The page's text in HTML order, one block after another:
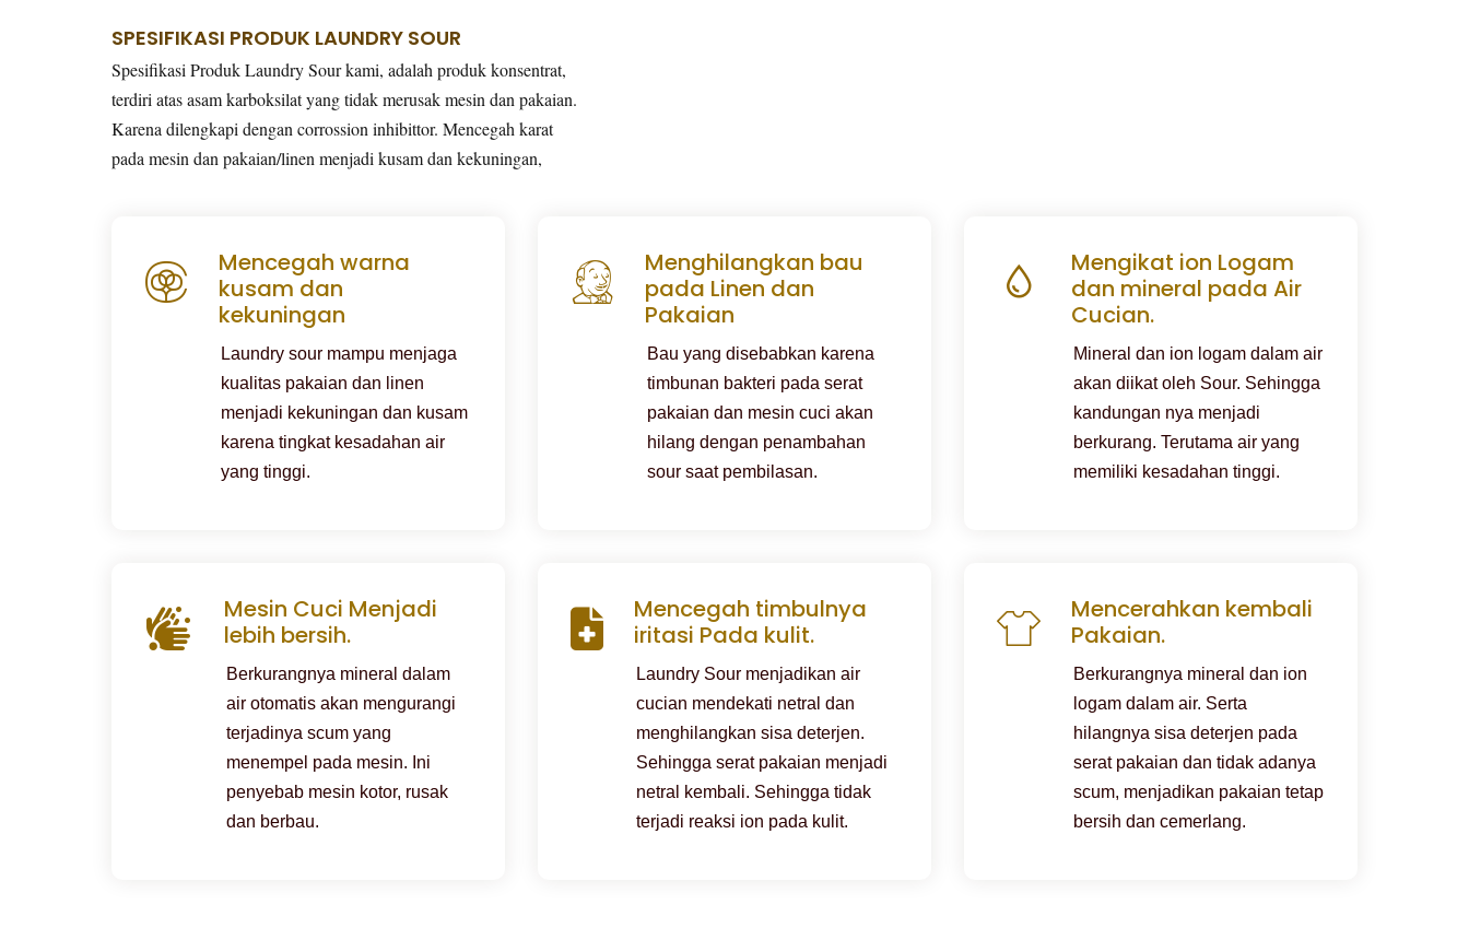
SPESIFIKASI PRODUK LAUNDRY SOUR
Spesifikasi Produk Laundry Sour kami, adalah produk konsentrat,
terdiri atas asam karboksilat yang tidak merusak mesin dan pakaian.
Karena dilengkapi dengan corrossion inhibittor. Mencegah karat
pada mesin dan pakaian/linen menjadi kusam dan kekuningan,
Mencegah warna
kusam dan
kekuningan
Laundry sour mampu menjaga
kualitas pakaian dan linen
menjadi kekuningan dan kusam
karena tingkat kesadahan air
yang tinggi.
Menghilangkan bau
pada Linen dan
Pakaian
Bau yang disebabkan karena
timbunan bakteri pada serat
pakaian dan mesin cuci akan
hilang dengan penambahan
sour saat pembilasan.
Mengikat ion Logam
dan mineral pada Air
Cucian.
Mineral dan ion logam dalam air
akan diikat oleh Sour. Sehingga
kandungan nya menjadi
berkurang. Terutama air yang
memiliki kesadahan tinggi.
Mesin Cuci Menjadi
lebih bersih.
Berkurangnya mineral dalam
air otomatis akan mengurangi
terjadinya scum yang
menempel pada mesin. Ini
penyebab mesin kotor, rusak
dan berbau.
Mencegah timbulnya
iritasi Pada kulit.
Laundry Sour menjadikan air
cucian mendekati netral dan
menghilangkan sisa deterjen.
Sehingga serat pakaian menjadi
netral kembali. Sehingga tidak
terjadi reaksi ion pada kulit.
Mencerahkan kembali
Pakaian.
Berkurangnya mineral dan ion
logam dalam air. Serta
hilangnya sisa deterjen pada
serat pakaian dan tidak adanya
scum, menjadikan pakaian tetap
bersih dan cemerlang.